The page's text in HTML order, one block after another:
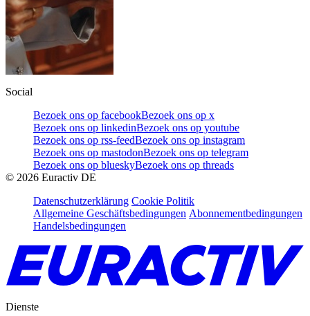
Social
Bezoek ons op facebookBezoek ons op x
Bezoek ons op linkedinBezoek ons op youtube
Bezoek ons op rss-feedBezoek ons op instagram
Bezoek ons op mastodonBezoek ons op telegram
Bezoek ons op blueskyBezoek ons op threads
© 2026 Euractiv DE
Datenschutzerklärung Cookie Politik
Allgemeine Geschäftsbedingungen Abonnementbedingungen
Handelsbedingungen
Dienste